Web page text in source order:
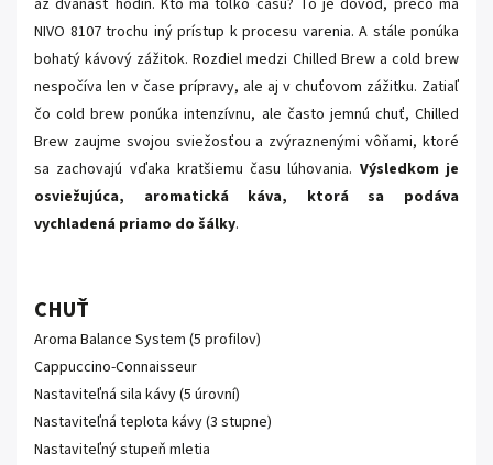
až dvanásť hodín. Kto má toľko času? To je dôvod, prečo má
NIVO 8107 trochu iný prístup k procesu varenia. A stále ponúka
bohatý kávový zážitok. Rozdiel medzi Chilled Brew a cold brew
nespočíva len v čase prípravy, ale aj v chuťovom zážitku. Zatiaľ
čo cold brew ponúka intenzívnu, ale často jemnú chuť, Chilled
Brew zaujme svojou sviežosťou a zvýraznenými vôňami, ktoré
sa zachovajú vďaka kratšiemu času lúhovania. Výsledkom je
osviežujúca, aromatická káva, ktorá sa podáva
vychladená priamo do šálky.
CHUŤ
Aroma Balance System (5 profilov)
Cappuccino-Connaisseur
Nastaviteľná sila kávy (5 úrovní)
Nastaviteľná teplota kávy (3 stupne)
Nastaviteľný stupeň mletia